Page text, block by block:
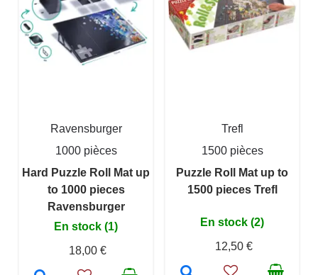
Ravensburger
1000 pièces
Hard Puzzle Roll Mat up
to 1000 pieces
Ravensburger
En stock (1)
18,00 €
Trefl
1500 pièces
Puzzle Roll Mat up to
1500 pieces Trefl
En stock (2)
12,50 €